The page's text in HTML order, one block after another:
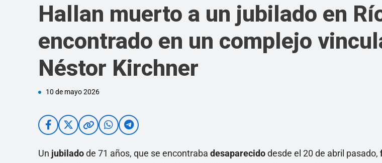
Hallan muerto a un jubilado en
encontrado en un complejo
Néstor Kirchner
10 de mayo 2026
Un jubiladode 71 años, que se encontraba desaparecidodesde el 20 de abril pasado,